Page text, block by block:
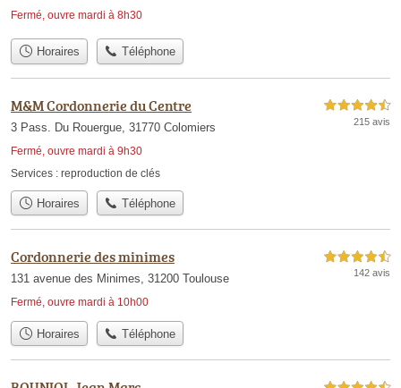
Fermé, ouvre mardi à 8h30
Horaires Téléphone
M&M Cordonnerie du Centre
3 Pass. Du Rouergue, 31770 Colomiers
Fermé, ouvre mardi à 9h30
4,5 étoiles sur 5
215 avis
Services : reproduction de clés
Horaires Téléphone
Cordonnerie des minimes
131 avenue des Minimes, 31200 Toulouse
Fermé, ouvre mardi à 10h00
4,5 étoiles sur 5
142 avis
Horaires Téléphone